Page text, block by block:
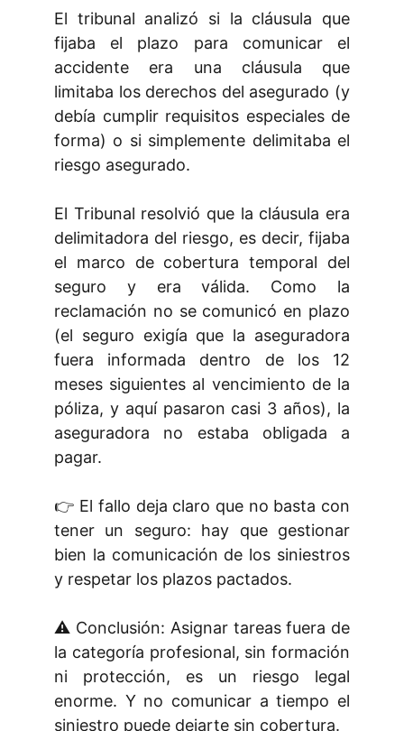
El tribunal analizó si la cláusula que
fijaba el plazo para comunicar el
accidente era una cláusula que
limitaba los derechos del asegurado (y
debía cumplir requisitos especiales de
forma) o si simplemente delimitaba el
riesgo asegurado.
El Tribunal resolvió que la cláusula era
delimitadora del riesgo, es decir, fijaba
el marco de cobertura temporal del
seguro y era válida. Como la
reclamación no se comunicó en plazo
(el seguro exigía que la aseguradora
fuera informada dentro de los 12
meses siguientes al vencimiento de la
póliza, y aquí pasaron casi 3 años), la
aseguradora no estaba obligada a
pagar.
👉 El fallo deja claro que no basta con
tener un seguro: hay que gestionar
bien la comunicación de los siniestros
y respetar los plazos pactados.
⚠️ Conclusión: Asignar tareas fuera de
la categoría profesional, sin formación
ni protección, es un riesgo legal
enorme. Y no comunicar a tiempo el
siniestro puede dejarte sin cobertura.